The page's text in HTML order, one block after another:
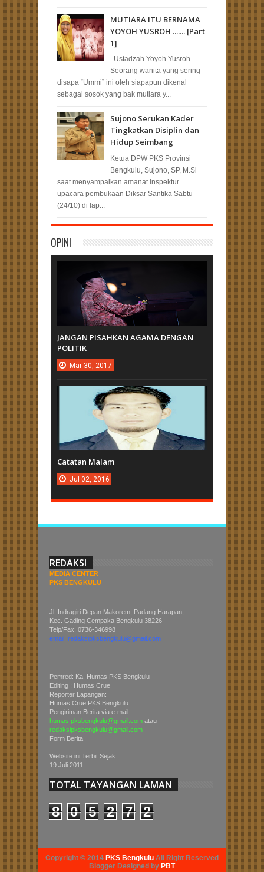
MUTIARA ITU BERNAMA
YOYOH YUSROH ....... [Part
1]
Ustadzah Yoyoh Yusroh
Seorang wanita yang sering
disapa “Ummi” ini oleh siapapun dikenal
sebagai sosok yang bak mutiara y...
Sujono Serukan Kader
Tingkatkan Disiplin dan
Hidup Seimbang
Ketua DPW PKS Provinsi
Bengkulu, Sujono, SP, M.Si
saat menyampaikan amanat inspektur
upacara pembukaan Diksar Santika Sabtu
(24/10) di lap...
OPINI
JANGAN PISAHKAN AGAMA DENGAN
POLITIK
Mar 30, 2017
Catatan Malam
Jul 02, 2016
REDAKSI
MEDIA CENTER
PKS BENGKULU
Jl. Indragiri Depan Makorem, Padang Harapan,
Kec. Gading Cempaka Bengkulu 38226
Telp/Fax. 0736-346998
email: redaksipksbengkulu@gmail.com
Pemred: Ka. Humas PKS Bengkulu
Editing : Humas Crue
Reporter Lapangan:
Humas Crue PKS Bengkulu
Pengiriman Berita via e-mail :
humas.pksbengkulu@gmail.com atau
redaksipksbengkulu@gmail.com
Form Berita
Website ini Terbit Sejak
19 Juli 2011
TOTAL TAYANGAN LAMAN
8 0 5 2 7 2
Copyright © 2014 PKS Bengkulu All Right Reserved
Blogger Designed by PBT